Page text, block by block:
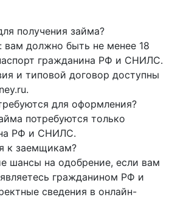
получения займа?
вам должно быть не менее 18
гражданина РФ и СНИЛС.
и типовой договор доступны
для оформления?
потребуются только
РФ и СНИЛС.
к заемщикам?
шансы на одобрение, если вам
гражданином РФ и
сведения в онлайн-